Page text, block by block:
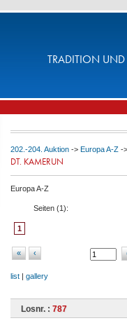
TRADITION UND
202.-204. Auktion -> Europa A-Z -
DT. KAMERUN
Europa A-Z
Seiten (1):
1
« ‹
list | gallery
Losnr. : 787